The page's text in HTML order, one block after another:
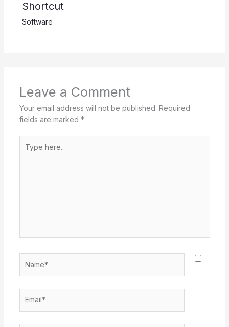
Shortcut
Software
Leave a Comment
Your email address will not be published. Required
fields are marked *
here..